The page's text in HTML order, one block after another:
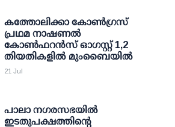
കത്തോലിക്കാ കോണ്‍ഗ്രസ്
പ്രഥമ നാഷണല്‍
കോണ്‍ഫറന്‍സ് ഓഗസ്റ്റ് 1,2
തിയതികളില്‍ മുംബൈയില്‍
21 Jul
പാലാ നഗരസഭയില്‍
ഇടതുപക്ഷത്തിന്റെ